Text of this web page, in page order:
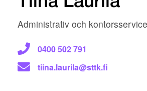
Administrativ och
0400 502 791
tiina.laurila@sttk.fi